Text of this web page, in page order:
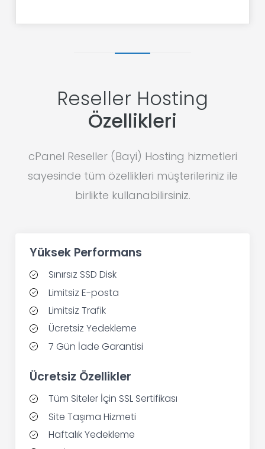
Reseller Hosting
Özellikleri
cPanel Reseller (Bayi) Hosting hizmetleri
sayesinde tüm özellikleri müşterileriniz ile
birlikte kullanabilirsiniz.
Yüksek Performans
Sınırsız SSD Disk
Limitsiz E-posta
Limitsiz Trafik
Ücretsiz Yedekleme
7 Gün İade Garantisi
Ücretsiz Özellikler
Tüm Siteler İçin SSL Sertifikası
Site Taşıma Hizmeti
Haftalık Yedekleme